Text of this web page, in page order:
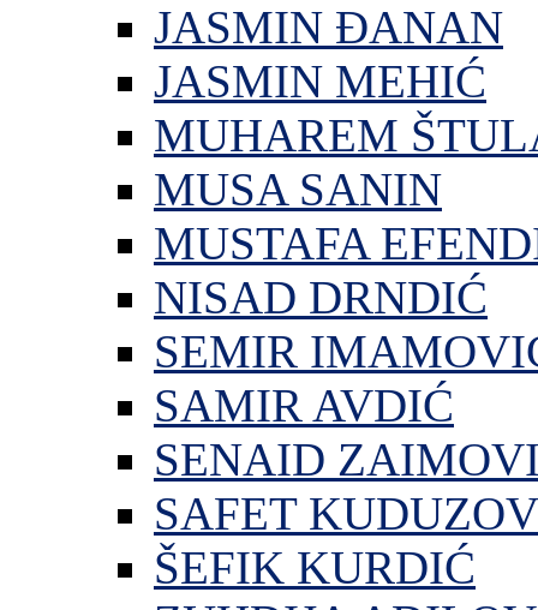
JASMIN ĐANAN
JASMIN MEHIĆ
MUHAREM
MUSA SANIN
MUSTAFA
NISAD DRNDIĆ
SEMIR
SAMIR AVDIĆ
SENAID
SAFET
ŠEFIK KURDIĆ